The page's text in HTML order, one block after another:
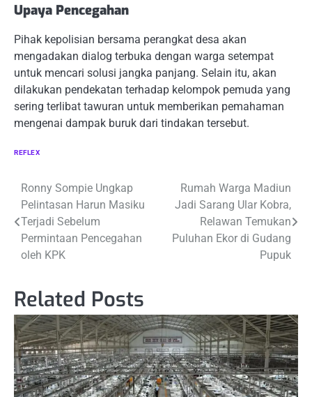
Upaya Pencegahan
Pihak kepolisian bersama perangkat desa akan
mengadakan dialog terbuka dengan warga setempat
untuk mencari solusi jangka panjang. Selain itu, akan
dilakukan pendekatan terhadap kelompok pemuda yang
sering terlibat tawuran untuk memberikan pemahaman
mengenai dampak buruk dari tindakan tersebut.
REFLEX
Navigasi
pos
Ronny Sompie Ungkap
Pelintasan Harun Masiku
Terjadi Sebelum
Permintaan Pencegahan
oleh KPK
Rumah Warga Madiun
Jadi Sarang Ular Kobra,
Relawan Temukan
Puluhan Ekor di Gudang
Pupuk
Related Posts